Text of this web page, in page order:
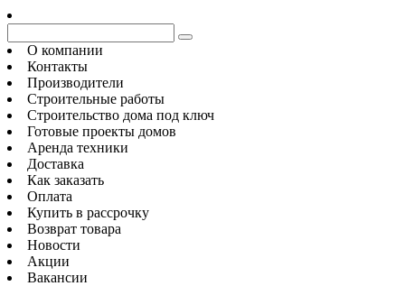
О компании
Контакты
Производители
Строительные работы
Строительство дома под ключ
Готовые проекты домов
Аренда техники
Доставка
Как заказать
Оплата
Купить в рассрочку
Возврат товара
Новости
Акции
Вакансии